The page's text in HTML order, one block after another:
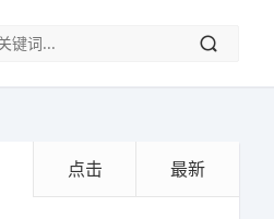
点击 最新